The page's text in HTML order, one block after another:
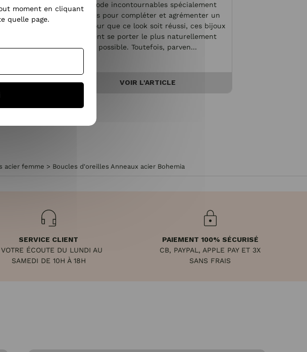
de
des
bijoux de
sont les
de mode incontournables spécialement
conçus pour compléter et agrémenter un
look. Pour que ce look soit réussi, ces bijoux
doivent se porter le plus naturellement
possible. Toutefois, parven...
VOIR L'ARTICLE
acier femme > Boucles d'oreilles Anneaux acier Bohemia
SERVICE CLIENT
VOTRE ÉCOUTE DU LUNDI AU
SAMEDI DE 10H À 18H
PAIEMENT 100% SÉCURISÉ
CB, PAYPAL, APPLE PAY ET 3X
SANS FRAIS
moment en cliquant
quelle page.